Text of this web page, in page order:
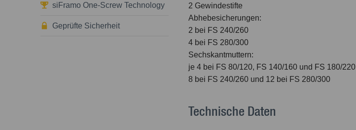
siFramo One-Screw Technology
Geprüfte Sicherheit
2 Gewindestifte
Abhebesicherungen:
2 bei FS 240/260
4 bei FS 280/300
Sechskantmuttern:
je 4 bei FS 80/120, FS 140/160 und FS 180/220
8 bei FS 240/260 und 12 bei FS 280/300
Technische Daten